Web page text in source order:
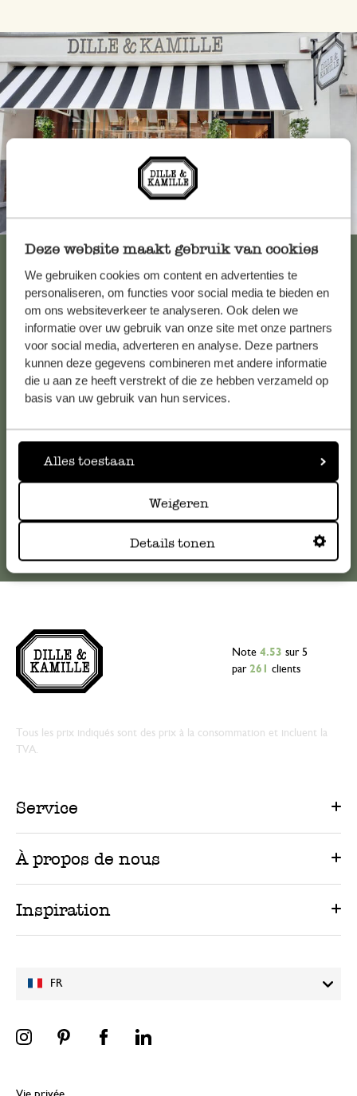
Deze website maakt gebruik van cookies
We gebruiken cookies om content en advertenties te
personaliseren, om functies voor social media te bieden en
om ons websiteverkeer te analyseren. Ook delen we
informatie over uw gebruik van onze site met onze partners
voor social media, adverteren en analyse. Deze partners
kunnen deze gegevens combineren met andere informatie
die u aan ze heeft verstrekt of die ze hebben verzameld op
basis van uw gebruik van hun services.
Alles toestaan
Weigeren
Details tonen
Toujours à proximité
Voir les 62 magasins
Service clientèle
Pour toute question ou demande de conseil ou d’aide,
veuillez contacter notre service clientèle. Ou retrouvez ici
nos réponses auxquestions les plus fréquemment posées
FR
Note 4.53 sur 5
par 261 clients
Tous les prix indiqués sont des prix à la consommation et incluent la
TVA.
Service
À propos de nous
Inspiration